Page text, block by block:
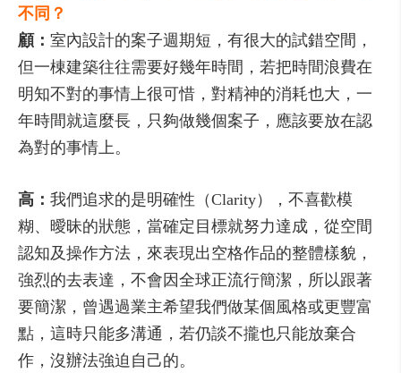
不同？
顧： 室內設計的案子週期短，有很大的試錯空間，
但一棟建築往往需要好幾年時間，若把時間浪費在
明知不對的事情上很可惜，對精神的消耗也大，一
年時間就這麼長，只夠做幾個案子，應該要放在認
為對的事情上。
高： 我們追求的是明確性（Clarity），不喜歡模
糊、曖昧的狀態，當確定目標就努力達成，從空間
認知及操作方法，來表現出空格作品的整體樣貌，
強烈的去表達，不會因全球正流行簡潔，所以跟著
要簡潔，曾遇過業主希望我們做某個風格或更豐富
點，這時只能多溝通，若仍談不攏也只能放棄合
作，沒辦法強迫自己的。